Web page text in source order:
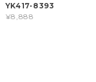
YK417-8393
¥8,888